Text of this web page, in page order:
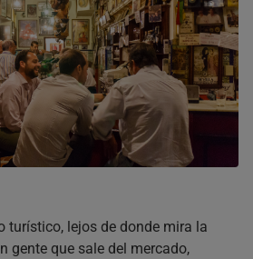
turístico, lejos de donde mira la
gente que sale del mercado,